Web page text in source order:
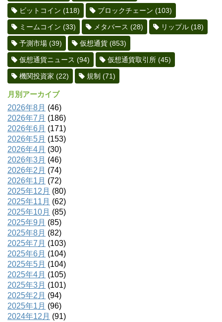
ビットコイン (118) ブロックチェーン (103)
ミームコイン (33) メタバース (28) リップル (18)
予測市場 (39) 仮想通貨 (853)
仮想通貨ニュース (94) 仮想通貨取引所 (45)
機関投資家 (22) 規制 (71)
月別アーカイブ
2026年8月 (46)
2026年7月 (186)
2026年6月 (171)
2026年5月 (153)
2026年4月 (30)
2026年3月 (46)
2026年2月 (74)
2026年1月 (72)
2025年12月 (80)
2025年11月 (62)
2025年10月 (85)
2025年9月 (85)
2025年8月 (82)
2025年7月 (103)
2025年6月 (104)
2025年5月 (104)
2025年4月 (105)
2025年3月 (101)
2025年2月 (94)
2025年1月 (96)
2024年12月 (91)